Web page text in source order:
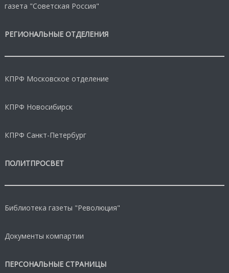
газета "Советская Россия"
РЕГИОНАЛЬНЫЕ ОТДЕЛЕНИЯ
КПРФ Московское отделение
КПРФ Новосибирск
КПРФ Санкт-Петербург
ПОЛИТПРОСВЕТ
Библиотека газеты "Революция"
Документы компартии
ПЕРСОНАЛЬНЫЕ СТРАНИЦЫ